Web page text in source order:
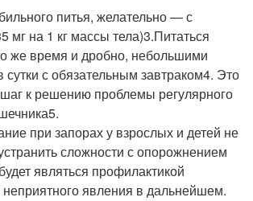
питья, желательно — с
мг на 1 кг массы тела)3.Питаться
же время и дробно, небольшими
сутки с обязательным завтраком4. Это
к решению проблемы регулярного
при запорах у взрослых и детей не
сложности с опорожнением
являться профилактикой
неприятного явления в дальнейшем.